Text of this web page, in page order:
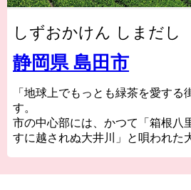
しずおかけん しまだし
静岡県 島田市
「地球上でもっとも緑茶を愛する
す。
市の中心部には、かつて「箱根八
すに越されぬ大井川」と唄われた